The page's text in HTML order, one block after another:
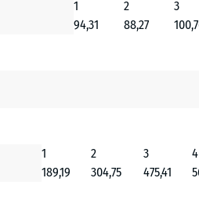
1 2 3
94,31 88,27
1 2 3 4
189,19 304,75 475,41